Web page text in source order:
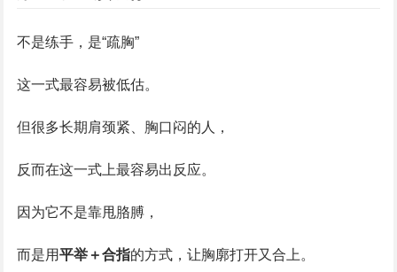
不是练手，是“疏胸”
这一式最容易被低估。
但很多长期肩颈紧、胸口闷的人，
反而在这一式上最容易出反应。
因为它不是靠甩胳膊，
而是用平举＋合指的方式，让胸廓打开又合上。